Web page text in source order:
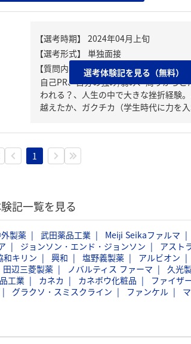
【質問内容・課題】
自己PR、自分の強み/弱み、周りからど
われる？、人生の中で大きな挫折経験
越えたか、ガクチカ（学生時代に力を
選考体験記を見る（無料）
1
記一覧を見る
製薬 武田薬品工業 Meiji Seikaファルマ
ジョンソン・エンド・ジョンソン アスト
和キリン 興和 塩野義製薬 アルビオン
田辺三菱製薬 ノバルティス ファーマ 久光
工業 カネカ カネボウ化粧品 ファイザ
グラクソ・スミスクライン ファンケル